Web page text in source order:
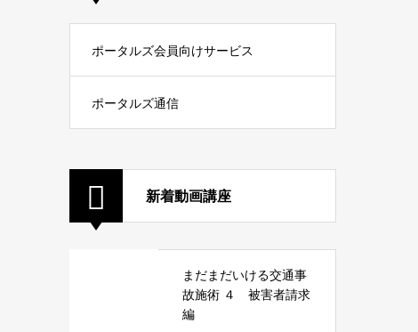
ポータルズ会員向けサービス
ポータルズ通信
新着動画講座
まだまだいける交通事
故施術 ４ 被害者請求
編